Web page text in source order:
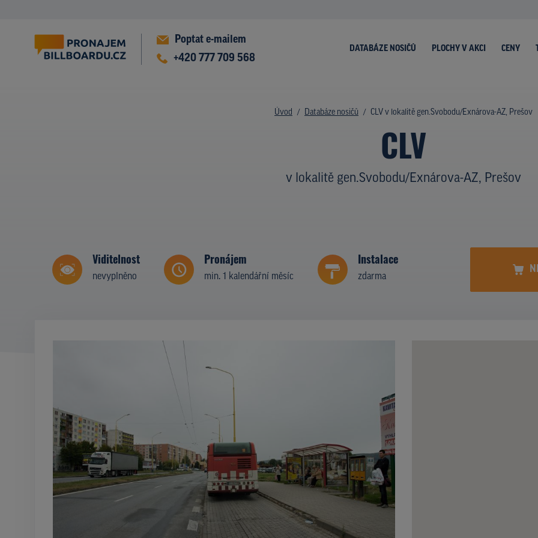
Poptat e-mailem
+420 777 709 568
DATABÁZE NOSIČŮ PLOCHY V AKCI CENY
Úvod Databáze nosičů CLV v lokalitě gen.Svobodu/Exnárova-AZ, Prešov
CLV
v lokalitě gen.Svobodu/Exnárova-AZ, Prešov
Viditelnost
nevyplněno
Pronájem
min. 1 kalendářní měsíc
Instalace
zdarma